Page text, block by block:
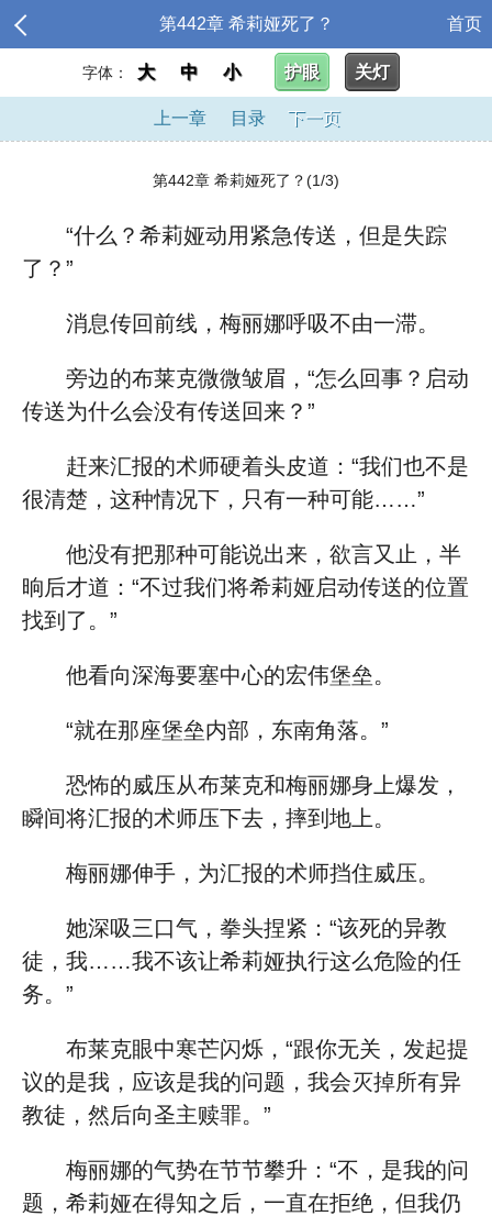
第442章 希莉娅死了？ 首页
字体： 大 中 小 护眼 关灯
上一章 目录 下一页
第442章 希莉娅死了？(1/3)
“什么？希莉娅动用紧急传送，但是失踪
了？”
消息传回前线，梅丽娜呼吸不由一滞。
旁边的布莱克微微皱眉，“怎么回事？启动
传送为什么会没有传送回来？”
赶来汇报的术师硬着头皮道：“我们也不是
很清楚，这种情况下，只有一种可能……”
他没有把那种可能说出来，欲言又止，半
晌后才道：“不过我们将希莉娅启动传送的位置
找到了。”
他看向深海要塞中心的宏伟堡垒。
“就在那座堡垒内部，东南角落。”
恐怖的威压从布莱克和梅丽娜身上爆发，
瞬间将汇报的术师压下去，摔到地上。
梅丽娜伸手，为汇报的术师挡住威压。
她深吸三口气，拳头捏紧：“该死的异教
徒，我……我不该让希莉娅执行这么危险的任
务。”
布莱克眼中寒芒闪烁，“跟你无关，发起提
议的是我，应该是我的问题，我会灭掉所有异
教徒，然后向圣主赎罪。”
梅丽娜的气势在节节攀升：“不，是我的问
题，希莉娅在得知之后，一直在拒绝，但我仍